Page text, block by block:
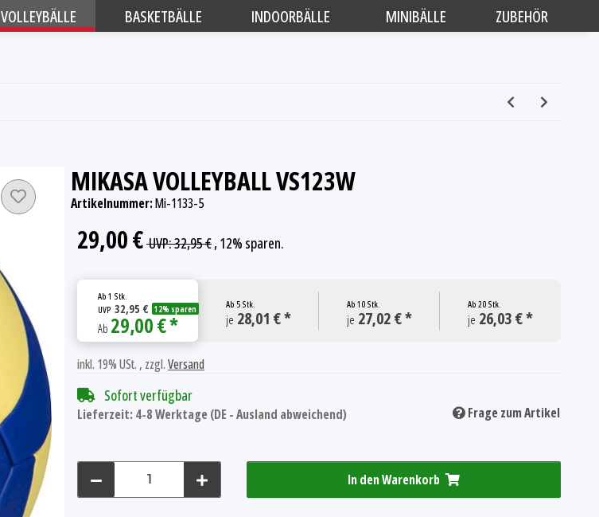
VOLLEYBÄLLE BASKETBÄLLE INDOORBÄLLE MINIBÄLLE ZUBEHÖR
MIKASA VOLLEYBALL VS123W
Artikelnummer:Mi-1133-5
29,00 €UVP:32,95 €, 12% sparen.
Ab 1 Stk.
UVP 32,95 € 12% sparen
Ab29,00 € *
Ab 5 Stk.
je 28,01 € *
Ab 10 Stk.
je 27,02 € *
Ab 20 Stk.
je 26,03 € *
inkl. 19% USt. , zzgl.Versand
Sofort verfügbar
Lieferzeit: 4-8 Werktage (DE - Ausland abweichend) Frage zum Artikel
In den Warenkorb